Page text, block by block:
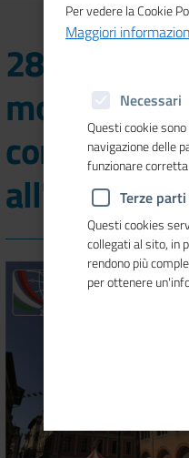
28ma
mondiale
commercio
all'estero
Per vedere la Cookie
Maggiori
Necessari
Questi cookie
navigazione delle
funzionare
Terze parti
Questi cookies
collegati al sito, in
rendono più
per ottenere